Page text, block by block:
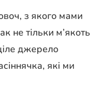
з якого мами
не тільки м’якоть
джерело
які ми